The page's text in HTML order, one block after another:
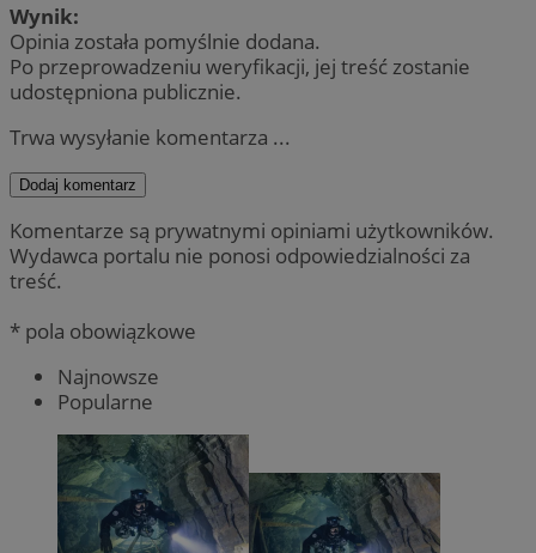
Wynik:
Opinia została pomyślnie dodana.
Po przeprowadzeniu weryfikacji, jej treść zostanie
udostępniona publicznie.
Trwa wysyłanie komentarza ...
Dodaj komentarz
Komentarze są prywatnymi opiniami użytkowników.
Wydawca portalu nie ponosi odpowiedzialności za
treść.
* pola obowiązkowe
Najnowsze
Popularne